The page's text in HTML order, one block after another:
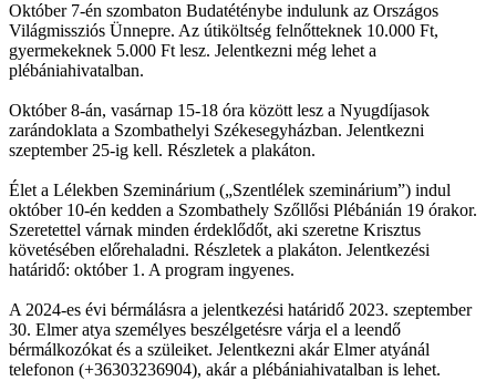
Október 7-én szombaton Budatéténybe indulunk az Országos
Világmissziós Ünnepre. Az útiköltség felnőtteknek 10.000 Ft,
gyermekeknek 5.000 Ft lesz. Jelentkezni még lehet a
plébániahivatalban.
Október 8-án, vasárnap 15-18 óra között lesz a Nyugdíjasok
zarándoklata a Szombathelyi Székesegyházban. Jelentkezni
szeptember 25-ig kell. Részletek a plakáton.
Élet a Lélekben Szeminárium („Szentlélek szeminárium”) indul
október 10-én kedden a Szombathely Szőllősi Plébánián 19 órakor.
Szeretettel várnak minden érdeklődőt, aki szeretne Krisztus
követésében előrehaladni. Részletek a plakáton. Jelentkezési
határidő: október 1. A program ingyenes.
A 2024-es évi bérmálásra a jelentkezési határidő 2023. szeptember
30. Elmer atya személyes beszélgetésre várja el a leendő
bérmálkozókat és a szüleiket. Jelentkezni akár Elmer atyánál
telefonon (+36303236904), akár a plébániahivatalban is lehet.